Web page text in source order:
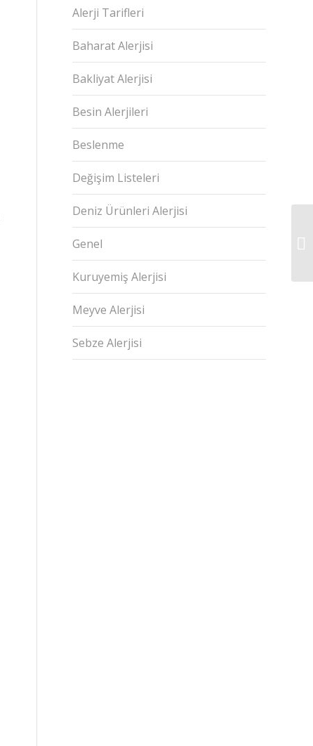
Alerji Tarifleri
Baharat Alerjisi
Bakliyat Alerjisi
Besin Alerjileri
Beslenme
Değişim Listeleri
Deniz Ürünleri Alerjisi
Genel
Kuruyemiş Alerjisi
Meyve Alerjisi
Sebze Alerjisi